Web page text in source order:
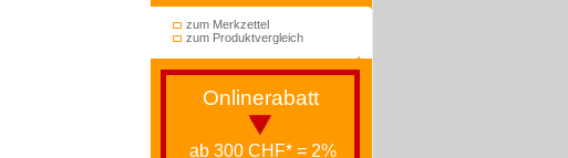
zum Merkzettel
zum Produktvergleich
Onlinerabatt
ab 300 CHF* = 2%